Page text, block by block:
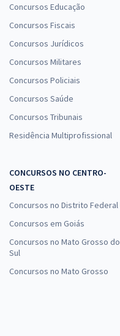
Concursos Educação
Concursos Fiscais
Concursos Jurídicos
Concursos Militares
Concursos Policiais
Concursos Saúde
Concursos Tribunais
Residência Multiprofissional
CONCURSOS NO CENTRO-
OESTE
Concursos no Distrito Federal
Concursos em Goiás
Concursos no Mato Grosso do
Sul
Concursos no Mato Grosso